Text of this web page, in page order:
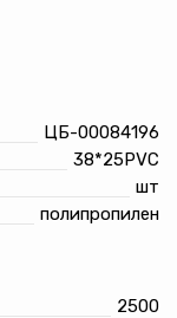
ЦБ-00084196
38*25PVC
шт
полипропилен
2500